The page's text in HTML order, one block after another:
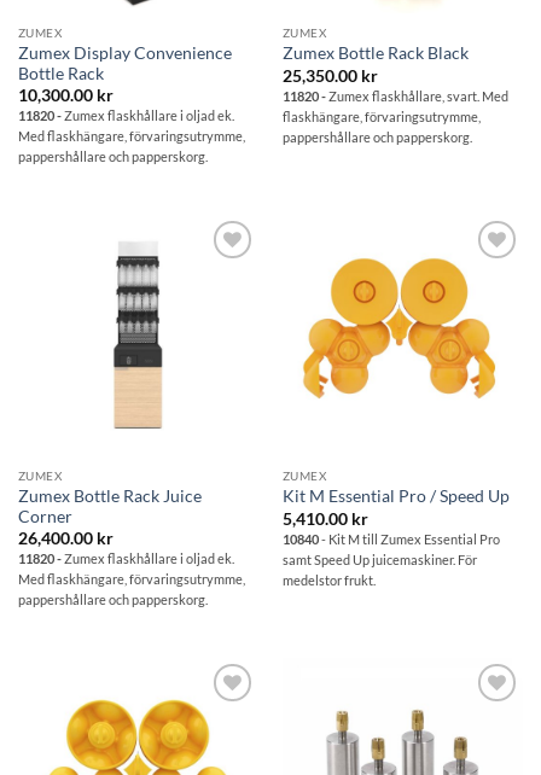
ZUMEX
Zumex Display Convenience
Bottle Rack
10,300.00 kr
11820 -Zumex flaskhållare i oljad ek.
Med flaskhängare, förvaringsutrymme,
pappershållare och papperskorg.
ZUMEX
Zumex Bottle Rack Black
25,350.00 kr
11820 -Zumex flaskhållare, svart. Med
flaskhängare, förvaringsutrymme,
pappershållare och papperskorg.
ZUMEX
Zumex Bottle Rack Juice
Corner
26,400.00 kr
11820 -Zumex flaskhållare i oljad ek.
Med flaskhängare, förvaringsutrymme,
pappershållare och papperskorg.
Lägg till i
önskelistan
ZUMEX
Kit M Essential Pro / Speed Up
5,410.00 kr
10840- Kit M till Zumex Essential Pro
samt Speed Up juicemaskiner. För
medelstor frukt.
Lägg till i
önskelistan
önskelistan